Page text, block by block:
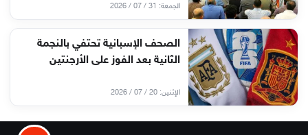
الجمعة: 31 / 07 / 2026
الصحف الإسبانية تحتفي بالنجمة
الثانية بعد الفوز على الأرجنتين
الإثنين: 20 / 07 / 2026